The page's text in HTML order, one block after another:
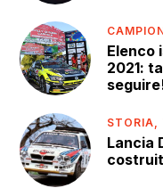
Elenco
2021:
STORIA,
Lancia